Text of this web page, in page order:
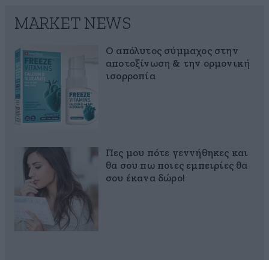
MARKET NEWS
Ο απόλυτος σύμμαχος στην
αποτοξίνωση & την ορμονική
ισορροπία
Πες μου πότε γεννήθηκες και
θα σου πω ποιες εμπειρίες θα
σου έκανα δώρο!